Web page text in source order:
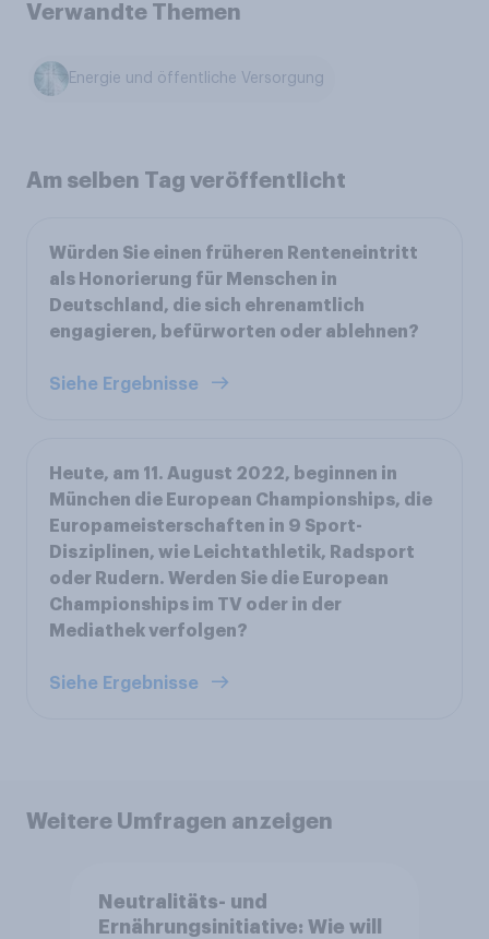
Verwandte Themen
Energie und öffentliche Versorgung
Am selben Tag veröffentlicht
Würden Sie einen früheren Renteneintritt
als Honorierung für Menschen in
Deutschland, die sich ehrenamtlich
engagieren, befürworten oder ablehnen?
Siehe Ergebnisse
Heute, am 11. August 2022, beginnen in
München die European Championships, die
Europameisterschaften in 9 Sport-
Disziplinen, wie Leichtathletik, Radsport
oder Rudern. Werden Sie die European
Championships im TV oder in der
Mediathek verfolgen?
Siehe Ergebnisse
Weitere Umfragen anzeigen
Neutralitäts- und
Ernährungsinitiative: Wie will